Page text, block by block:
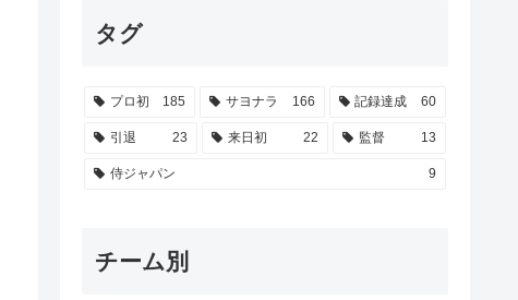
タグ
プロ初 185 サヨナラ 166 記録達成 60
引退 23 来日初 22 監督 13
侍ジャパン 9
チーム別